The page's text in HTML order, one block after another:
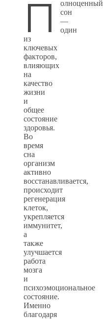
П
олноценный
сон
—
один
из
ключевых
факторов,
влияющих
на
качество
жизни
и
общее
состояние
здоровья.
Во
время
сна
организм
активно
восстанавливается,
происходит
регенерация
клеток,
укрепляется
иммунитет,
а
также
улучшается
работа
мозга
и
психоэмоциональное
состояние.
Именно
благодаря